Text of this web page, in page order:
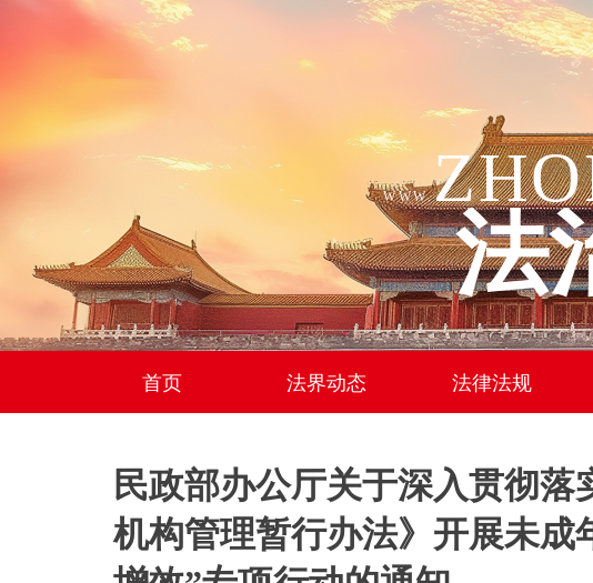
法
WWW.
首页 法界动态 法律法规
民政部办公厅关于深入贯彻
机构管理暂行办法》开展未成